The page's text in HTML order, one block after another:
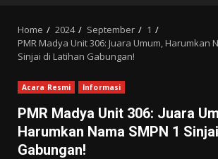
Home 2024 September
1
PMR Madya Unit 306: Juara Umum, Harumkan
Sinjai di Latihan Gabungan!
Acara Resmi Informasi
PMR Madya Unit 306: Juara
Harumkan Nama SMPN 1
Gabungan!